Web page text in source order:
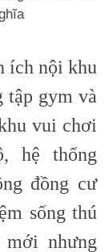
ích nội khu
tập gym và
vui chơi
hệ thống
đồng cư
sống thú
nhưng